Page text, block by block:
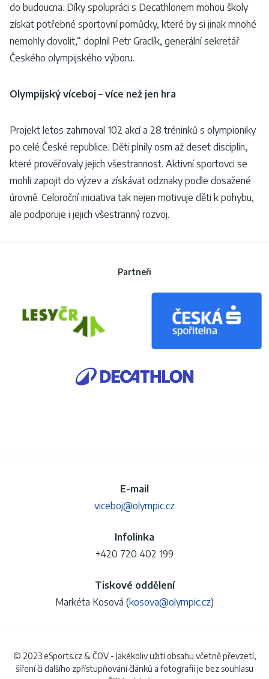
do budoucna. Díky spolupráci s Decathlonem mohou školy
získat potřebné sportovní pomůcky, které by si jinak mnohé
nemohly dovolit,“ doplnil Petr Graclík, generální sekretář
Českého olympijského výboru.
Olympijský víceboj – více než jen hra
Projekt letos zahrnoval 102 akcí a 28 tréninků s olympioniky
po celé České republice. Děti plnily osm až deset disciplín,
které prověřovaly jejich všestrannost. Aktivní sportovci se
mohli zapojit do výzev a získávat odznaky podle dosažené
úrovně. Celoroční iniciativa tak nejen motivuje děti k pohybu,
ale podporuje i jejich všestranný rozvoj.
Partneři
E-mail
viceboj@olympic.cz
Infolinka
+420 720 402 199
Tiskové oddělení
Markéta Kosová (kosova@olympic.cz)
© 2023 eSports.cz & ČOV - Jakékoliv užití obsahu včetně převzetí,
šíření či dalšího zpřístupňování článků a fotografií je bez souhlasu